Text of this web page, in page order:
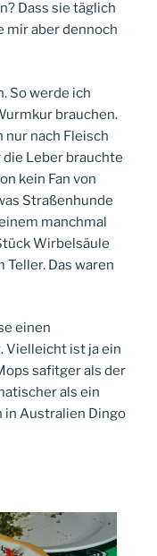
Dass sie täglich
mir aber dennoch
So werde ich
brauchen.
nur nach Fleisch
Leber brauchte
kein Fan von
Straßenhunde
manchmal
Wirbelsäule
Teller. Das waren
einen
Vielleicht ist ja ein
safitger als der
als ein
in Australien Dingo